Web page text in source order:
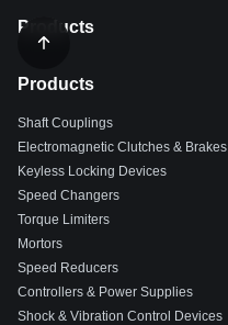
Products
Products
Shaft Couplings
Electromagnetic Clutches & Brakes
Keyless Locking Devices
Speed Changers
Torque Limiters
Mortors
Speed Reducers
Controllers & Power Supplies
Shock & Vibration Control Devices